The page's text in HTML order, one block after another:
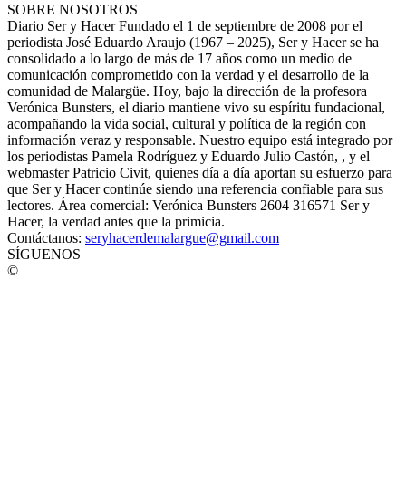
SOBRE NOSOTROS
Diario Ser y Hacer Fundado el 1 de septiembre de 2008 por el
periodista José Eduardo Araujo (1967 – 2025), Ser y Hacer se ha
consolidado a lo largo de más de 17 años como un medio de
comunicación comprometido con la verdad y el desarrollo de la
comunidad de Malargüe. Hoy, bajo la dirección de la profesora
Verónica Bunsters, el diario mantiene vivo su espíritu fundacional,
acompañando la vida social, cultural y política de la región con
información veraz y responsable. Nuestro equipo está integrado por
los periodistas Pamela Rodríguez y Eduardo Julio Castón, , y el
webmaster Patricio Civit, quienes día a día aportan su esfuerzo para
que Ser y Hacer continúe siendo una referencia confiable para sus
lectores. Área comercial: Verónica Bunsters 2604 316571 Ser y
Hacer, la verdad antes que la primicia.
Contáctanos: seryhacerdemalargue@gmail.com
SÍGUENOS
©